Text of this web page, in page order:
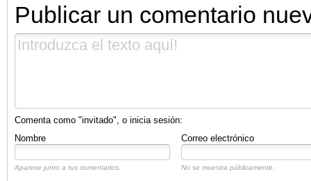
Publicar un comentario
Comenta como "invitado", o inicia sesión:
Nombre
Correo electrónico
Aparece junto a tus comentarios. No se muestra públicamente.